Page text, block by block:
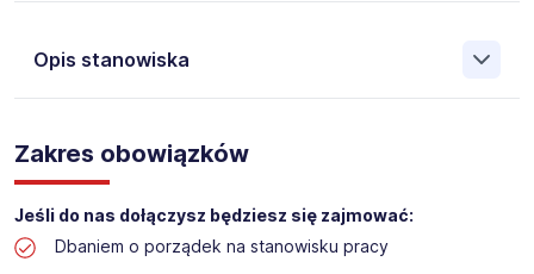
Opis stanowiska
Pośrednictwa Pracy i Doradztwa Personalnego Work &
Profit jest obecnie jedną z największych niezależnych
polskich agencji zatrudnienia. W ciągu wielu lat naszej
działalności daliśmy pracę przeszło 50 000 pracowników
w całym kraju. Skutecznie znajdujemy pracowników dla
największych firm, jak również małych rodzinnych
Zakres obowiązków
Jeśli do nas dołączysz będziesz się zajmować:
Dbaniem o porządek na stanowisku pracy